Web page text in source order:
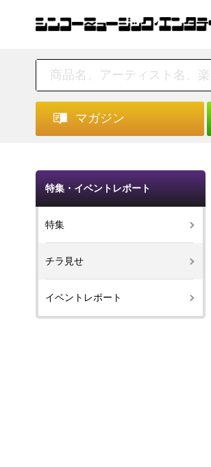
マガジン
特集・イベントレポート
特集
チラ見せ
イベントレポート